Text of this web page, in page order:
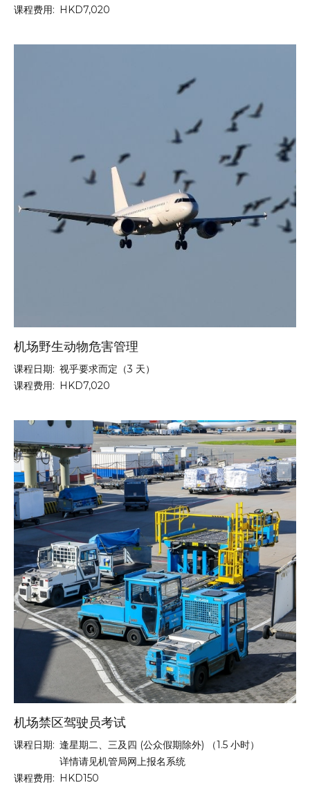
课程费用: HKD7,020
机场野生动物危害管理
课程日期: 视乎要求而定（3 天）
课程费用: HKD7,020
机场禁区驾驶员考试
课程日期: 逢星期二、三及四 (公众假期除外) （1.5 小时）
详情请见机管局网上报名系统
课程费用: HKD150